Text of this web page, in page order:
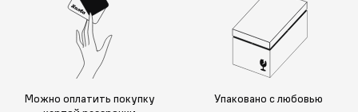
Можно оплатить покупку
Упаковано с любовью